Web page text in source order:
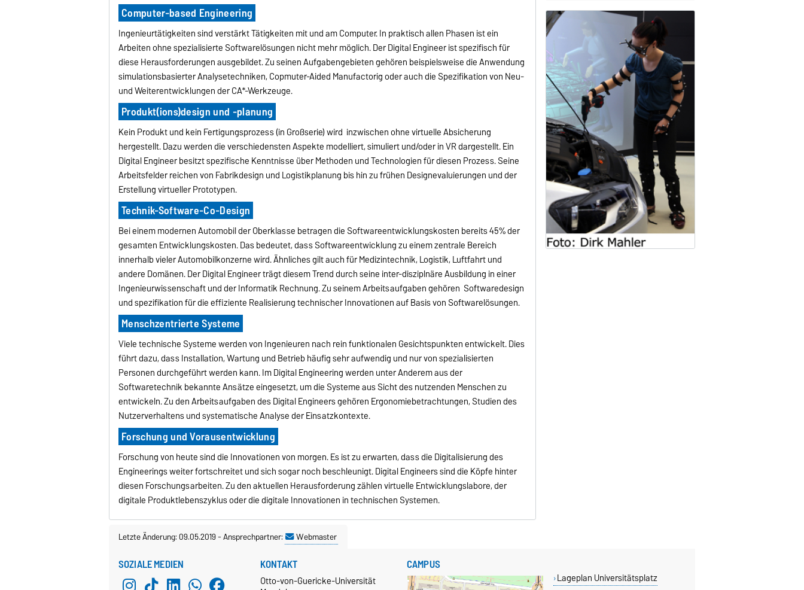
Computer-based Engineering
Ingenieurtätigkeiten sind verstärkt Tätigkeiten mit und am Computer. In praktisch allen Phasen ist ein
Arbeiten ohne spezialisierte Softwarelösungen nicht mehr möglich. Der Digital Engineer ist spezifisch für
diese Herausforderungen ausgebildet. Zu seinen Aufgabengebieten gehören beispielsweise die Anwendung
simulationsbasierter Analysetechniken, Copmuter-Aided Manufactorig oder auch die Spezifikation von Neu-
und Weiterentwicklungen der CA*-Werkzeuge.
Produkt(ions)design und -planung
Kein Produkt und kein Fertigungsprozess (in Großserie) wird inzwischen ohne virtuelle Absicherung
hergestellt. Dazu werden die verschiedensten Aspekte modelliert, simuliert und/oder in VR dargestellt. Ein
Digital Engineer besitzt spezifische Kenntnisse über Methoden und Technologien für diesen Prozess. Seine
Arbeitsfelder reichen von Fabrikdesign und Logistikplanung bis hin zu frühen Designevaluierungen und der
Erstellung virtueller Prototypen.
Technik-Software-Co-Design
Bei einem modernen Automobil der Oberklasse betragen die Softwareentwicklungskosten bereits 45% der
gesamten Entwicklungskosten. Das bedeutet, dass Softwareentwicklung zu einem zentrale Bereich
innerhalb vieler Automobilkonzerne wird. Ähnliches gilt auch für Medizintechnik, Logistik, Luftfahrt und
andere Domänen. Der Digital Engineer trägt diesem Trend durch seine inter-disziplnäre Ausbildung in einer
Ingenieurwissenschaft und der Informatik Rechnung. Zu seinem Arbeitsaufgaben gehören Softwaredesign
und spezifikation für die effiziente Realisierung technischer Innovationen auf Basis von Softwarelösungen.
Menschzentrierte Systeme
Viele technische Systeme werden von Ingenieuren nach rein funktionalen Gesichtspunkten entwickelt. Dies
führt dazu, dass Installation, Wartung und Betrieb häufig sehr aufwendig und nur von spezialisierten
Personen durchgeführt werden kann. Im Digital Engineering werden unter Anderem aus der
Softwaretechnik bekannte Ansätze eingesetzt, um die Systeme aus Sicht des nutzenden Menschen zu
entwickeln. Zu den Arbeitsaufgaben des Digital Engineers gehören Ergonomiebetrachtungen, Studien des
Nutzerverhaltens und systematische Analyse der Einsatzkontexte.
Forschung und Vorausentwicklung
Forschung von heute sind die Innovationen von morgen. Es ist zu erwarten, dass die Digitalisierung des
Engineerings weiter fortschreitet und sich sogar noch beschleunigt. Digital Engineers sind die Köpfe hinter
diesen Forschungsarbeiten. Zu den aktuellen Herausforderung zählen virtuelle Entwicklungslabore, der
digitale Produktlebenszyklus oder die digitale Innovationen in technischen Systemen.
Letzte Änderung: 09.05.2019-Ansprechpartner: Webmaster
SOZIALE MEDIEN KONTAKT
Otto-von-Guericke-Universität
CAMPUS
Lageplan Universitätsplatz